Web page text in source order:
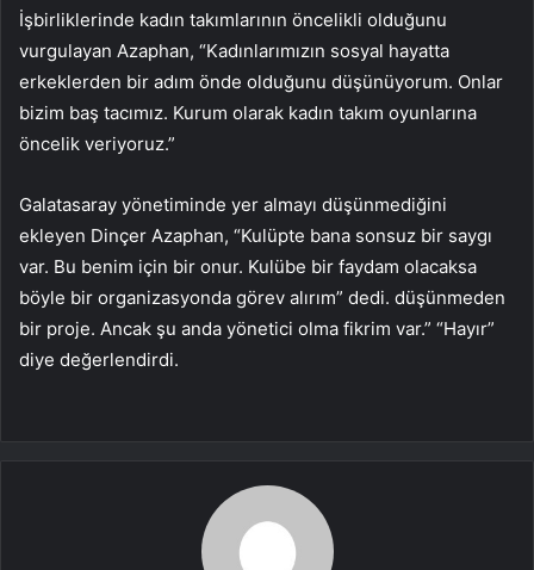
İşbirliklerinde kadın takımlarının öncelikli olduğunu
vurgulayan Azaphan, “Kadınlarımızın sosyal hayatta
erkeklerden bir adım önde olduğunu düşünüyorum. Onlar
bizim baş tacımız. Kurum olarak kadın takım oyunlarına
öncelik veriyoruz.”
Galatasaray yönetiminde yer almayı düşünmediğini
ekleyen Dinçer Azaphan, “Kulüpte bana sonsuz bir saygı
var. Bu benim için bir onur. Kulübe bir faydam olacaksa
böyle bir organizasyonda görev alırım” dedi. düşünmeden
bir proje. Ancak şu anda yönetici olma fikrim var.” “Hayır”
diye değerlendirdi.